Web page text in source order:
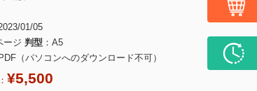
01/05
ージ 判型
A5
PDF（パソコンへのダウンロード不可）
¥5,500